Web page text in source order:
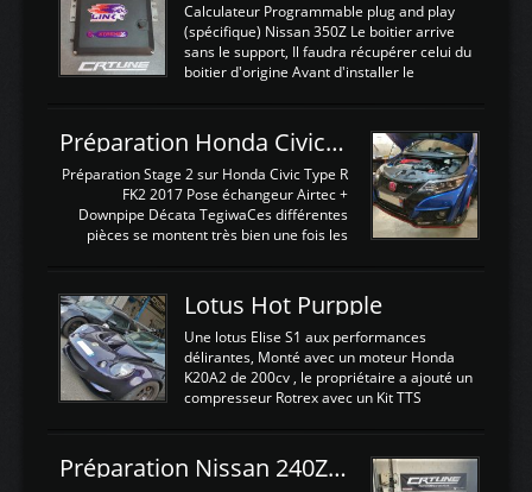
Calculateur Programmable plug and play
(spécifique) Nissan 350Z Le boitier arrive
sans le support, Il faudra récupérer celui du
boitier d'origine Avant d'installer le
d'envoyer l'information de la large bande
dans le boitier. sydney sweeney deepfake
La sortie 0-5V de l'afr sera connectée sur
l'entrée AN Volt 8 et GndAN pour
Analogique, et Volt car l'information est une
tension (Pas une résistance variable d'un
est temps de brancher le ...
Préparation Honda Civic Type R FK2
Préparation Stage 2 sur Honda Civic Type R
FK2 2017 Pose échangeur Airtec +
Downpipe Décata TegiwaCes différentes
pièces se montent très bien une fois les
légere découpe du plastique inferieur,
negénant en rien la structure ou le
fonctionnement du fond plat. Une
reprogrammation Stage 2 est faite sur le
calculateur d'origine. Une alternative
économique au passage sur Hondata
d'origine 310cv et 400Nn , Une fois
reprogrammé et les ...
Lotus Hot Purpple
Une lotus Elise S1 aux performances
délirantes, Monté avec un moteur Honda
K20A2 de 200cv , le propriétaire a ajouté un
compresseur Rotrex avec un Kit TTS
d'augmenter la puissance de son moteur:
un watercooler a été ajouté. 300Cv sans
Préparation Nissan 240Z SR20DET